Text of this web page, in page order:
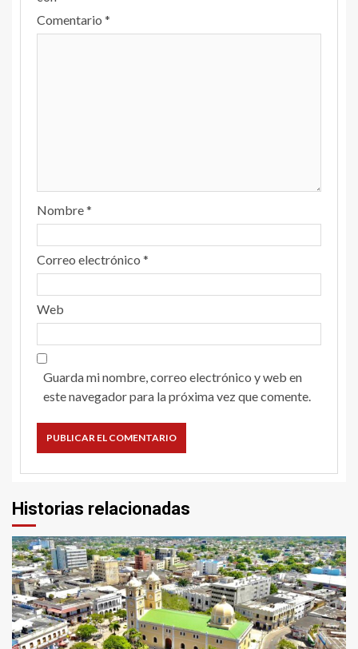
Comentario *
Nombre*
Correo electrónico *
Web
Guarda mi nombre, correo electrónico y web en
este navegador para la próxima vez que comente.
Historias relacionadas